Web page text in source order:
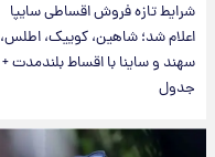
شرایط تازه فروش اقساطی سایپا
اعلام شد؛ شاهین، کوییک، اطلس،
سهند و ساینا با اقساط بلندمدت +
جدول